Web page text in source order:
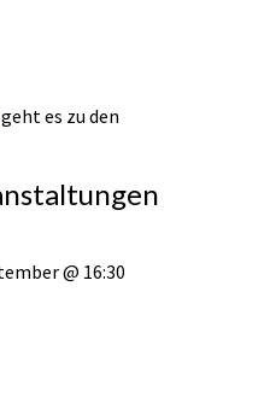
geht es zu den
@ 16:30